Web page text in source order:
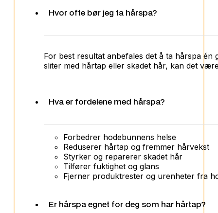
Hvor ofte bør jeg ta hårspa?
For best resultat anbefales det å ta hårspa én
sliter med hårtap eller skadet hår, kan det
Hva er fordelene med hårspa?
Forbedrer hodebunnens helse
Reduserer hårtap og fremmer hårvekst
Styrker og reparerer skadet hår
Tilfører fuktighet og glans
Fjerner produktrester og urenheter fra
Er hårspa egnet for deg som har hårtap?